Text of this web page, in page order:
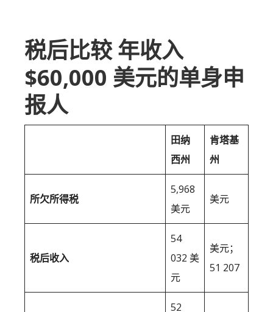
税后比较 年收入
$60,000 美元的单身申
报人
田纳
西州
肯塔基
州
所欠所得税
5,968
美元
美元
税后收入
54
032 美
元
美元；
51 207
52